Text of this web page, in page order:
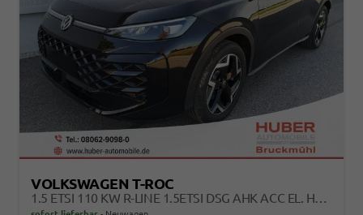
VOLKSWAGEN T-ROC
1.5 ETSI 110 KW R-LINE 1.5ETSI DSG AHK ACC EL. HK 18 ZOLL